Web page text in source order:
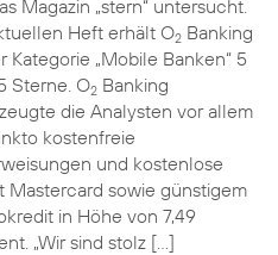
Magazin „stern“ untersucht.
Heft erhält O2Banking
Kategorie „Mobile Banken“ 5
Sterne. O2Banking
die Analysten vor allem
kostenfreie
und kostenlose
Mastercard sowie günstigem
in Höhe von 7,49
„Wir sind stolz […]